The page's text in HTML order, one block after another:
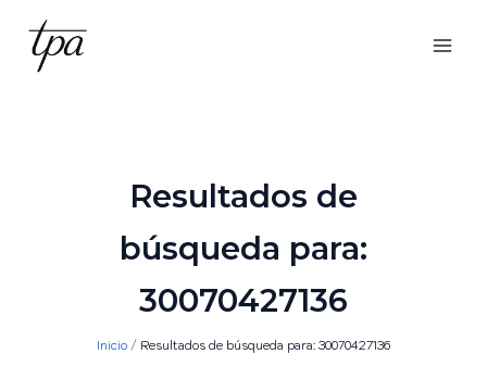
contenido
Resultados de
búsqueda para:
30070427136
Inicio Resultados de búsqueda para: 30070427136